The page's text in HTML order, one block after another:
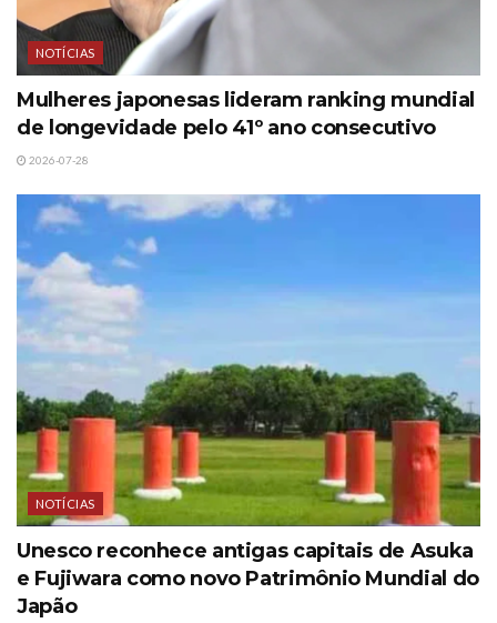
NOTÍCIAS
Mulheres japonesas lideram ranking mundial
de longevidade pelo 41º ano consecutivo
2026-07-28
NOTÍCIAS
Unesco reconhece antigas capitais de Asuka
e Fujiwara como novo Patrimônio Mundial do
Japão